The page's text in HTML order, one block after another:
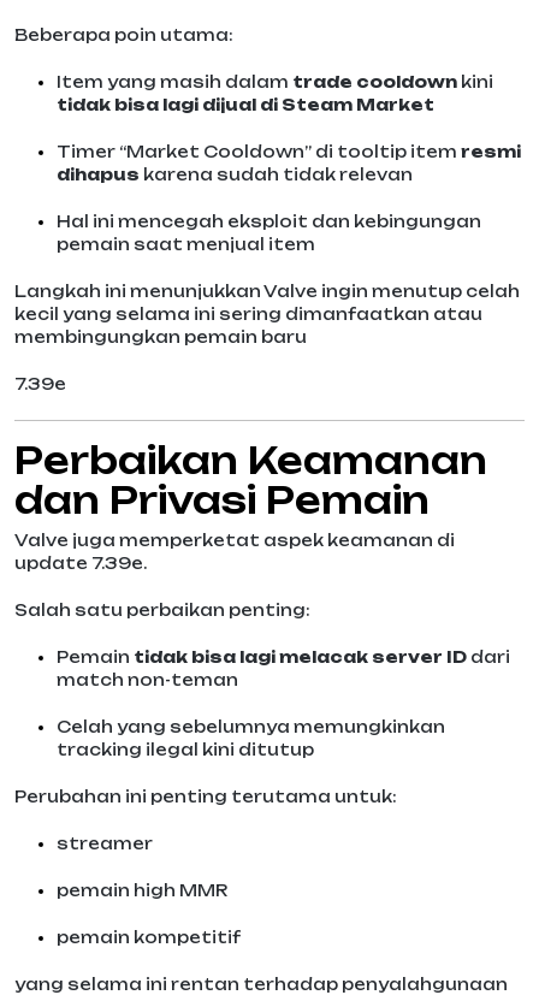
Beberapa poin utama:
Item yang masih dalam trade cooldown kini
tidak bisa lagi dijual di Steam Market
Timer “Market Cooldown” di tooltip item resmi
dihapus karena sudah tidak relevan
Hal ini mencegah eksploit dan kebingungan
pemain saat menjual item
Langkah ini menunjukkan Valve ingin menutup celah
kecil yang selama ini sering dimanfaatkan atau
membingungkan pemain baru
7.39e
Perbaikan Keamanan
dan Privasi Pemain
Valve juga memperketat aspek keamanan di
update 7.39e.
Salah satu perbaikan penting:
Pemain tidak bisa lagi melacak server ID dari
match non-teman
Celah yang sebelumnya memungkinkan
tracking ilegal kini ditutup
Perubahan ini penting terutama untuk:
streamer
pemain high MMR
pemain kompetitif
yang selama ini rentan terhadap penyalahgunaan